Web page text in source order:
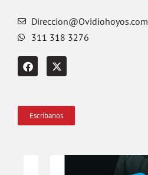
Direccion@Ovidiohoyos.com
311 318 3276
Escríbanos